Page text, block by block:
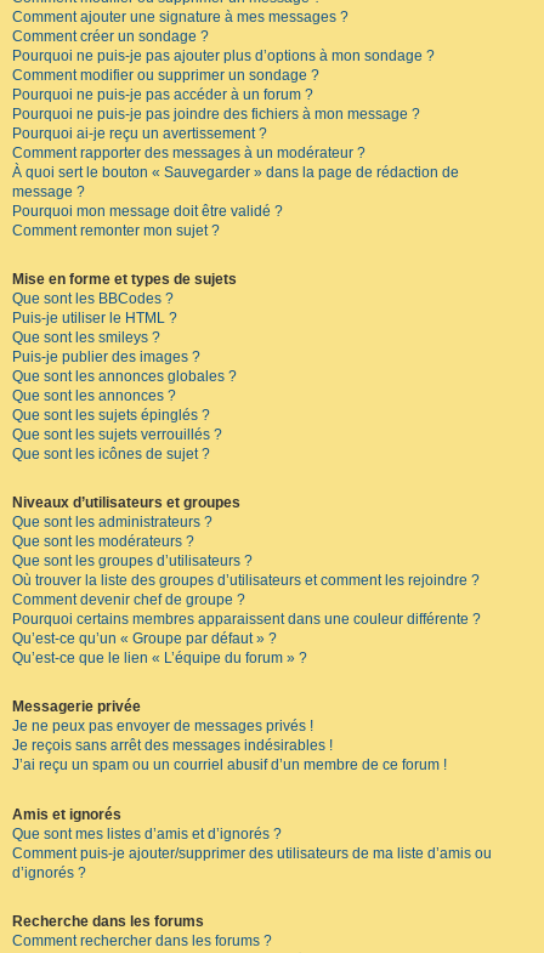
Comment ajouter une signature à mes messages ?
Comment créer un sondage ?
Pourquoi ne puis-je pas ajouter plus d’options à mon sondage ?
Comment modifier ou supprimer un sondage ?
Pourquoi ne puis-je pas accéder à un forum ?
Pourquoi ne puis-je pas joindre des fichiers à mon message ?
Pourquoi ai-je reçu un avertissement ?
Comment rapporter des messages à un modérateur ?
À quoi sert le bouton « Sauvegarder » dans la page de rédaction de
message ?
Pourquoi mon message doit être validé ?
Comment remonter mon sujet ?
Mise en forme et types de sujets
Que sont les BBCodes ?
Puis-je utiliser le HTML ?
Que sont les smileys ?
Puis-je publier des images ?
Que sont les annonces globales ?
Que sont les annonces ?
Que sont les sujets épinglés ?
Que sont les sujets verrouillés ?
Que sont les icônes de sujet ?
Niveaux d’utilisateurs et groupes
Que sont les administrateurs ?
Que sont les modérateurs ?
Que sont les groupes d’utilisateurs ?
Où trouver la liste des groupes d’utilisateurs et comment les rejoindre ?
Comment devenir chef de groupe ?
Pourquoi certains membres apparaissent dans une couleur différente ?
Qu’est-ce qu’un « Groupe par défaut » ?
Qu’est-ce que le lien « L’équipe du forum » ?
Messagerie privée
Je ne peux pas envoyer de messages privés !
Je reçois sans arrêt des messages indésirables !
J’ai reçu un spam ou un courriel abusif d’un membre de ce forum !
Amis et ignorés
Que sont mes listes d’amis et d’ignorés ?
Comment puis-je ajouter/supprimer des utilisateurs de ma liste d’amis ou
d’ignorés ?
Recherche dans les forums
Comment rechercher dans les forums ?